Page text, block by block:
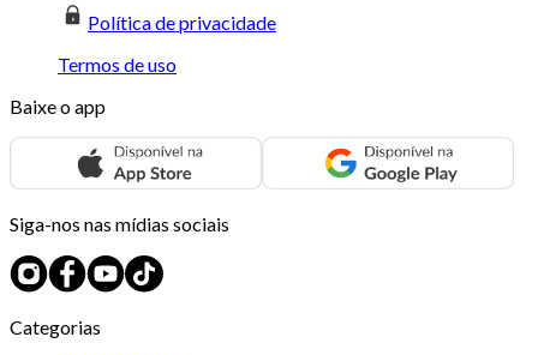
Política de privacidade
Termos de uso
Baixe o app
Siga-nos nas mídias sociais
Categorias